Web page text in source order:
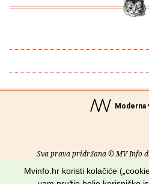
Moderna
Sva prava pridržana © MV Info
Uvjeti
Mvinfo.hr koristi kolačiće